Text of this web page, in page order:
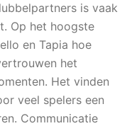
is vaak
Op het hoogste
en Tapia hoe
het
Het vinden
veel spelers een
Communicatie